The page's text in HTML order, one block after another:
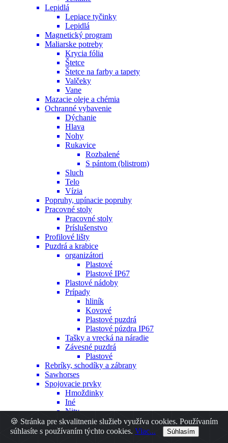
🍪 Stránka pre skvalitnenie služieb využíva cookies. Používaním
súhlasíte s používaním týchto cookies. Viac... Súhlasím
Lepidlá
Lepiace tyčinky
Lepidlá
Magnetický program
Maliarske potreby
Krycia fólia
Štetce
Štetce na farby a tapety
Valčeky
Vane
Mazacie oleje a chémia
Ochranné vybavenie
Dýchanie
Hlava
Nohy
Rukavice
Rozbalené
S pántom (blistrom)
Sluch
Telo
Vízia
Popruhy, upínacie popruhy
Pracovné stoly
Pracovné stoly
Príslušenstvo
Profilové lišty
Puzdrá a krabice
organizátori
Plastové
Plastové IP67
Plastové nádoby
Prípady
hliník
Kovové
Plastové puzdrá
Plastové púzdra IP67
Tašky a vrecká na náradie
Závesné puzdrá
Plastové
Rebríky, schodíky a zábrany
Sawhorses
Spojovacie prvky
Hmoždinky
Iné
Nity
Skrutky
Špendlíky a orechy